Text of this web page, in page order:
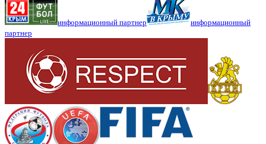
информационный партнер
информационный
партнер